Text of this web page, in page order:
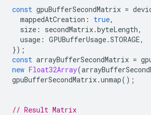
const gpuBufferSecondMatrix =
mappedAtCreation : true,
size : secondMatrix.byteLength,
usage : GPUBufferUsage.STORAGE,
});
const arrayBufferSecondMatrix =
new Float32Array(
gpuBufferSecondMatrix.unmap();
// Result Matrix